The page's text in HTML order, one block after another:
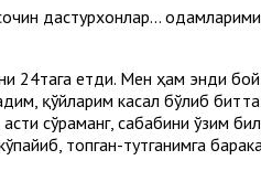
дастурхонлар...
24тага етди. Мен ҳам энди
қўйларим касал бўлиб
сўраманг, сабабини ўзим
топган-тутганимга